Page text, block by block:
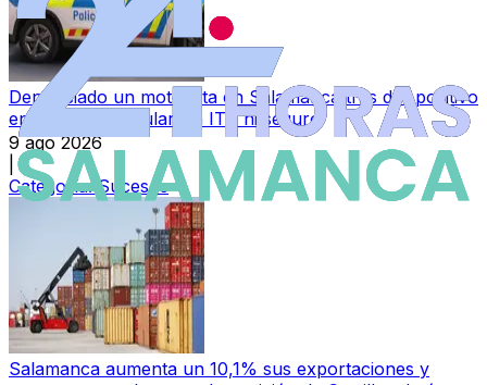
Denunciado un motorista en Salamanca tras dar positivo
en drogas y circular sin ITV ni seguro
9 ago 2026
Categoría: Sucesos
Salamanca aumenta un 10,1% sus exportaciones y